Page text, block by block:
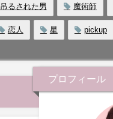
吊るされた男 魔術師
恋人 星 pickup
プロフィール